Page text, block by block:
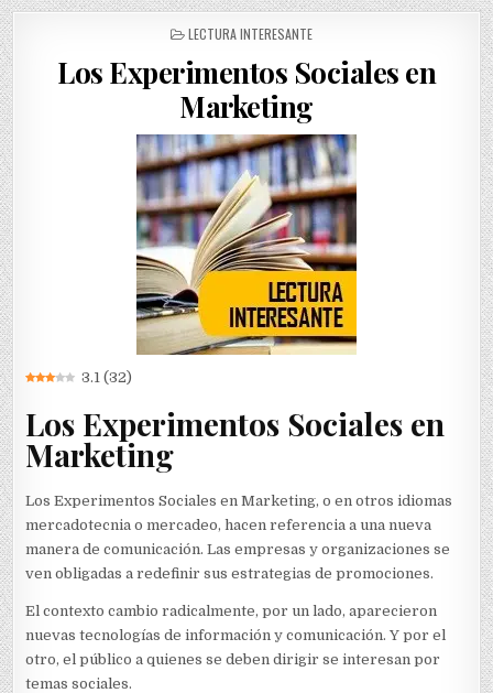
POSTED
LECTURA INTERESANTE
Los Experimentos Sociales en
Marketing
3.1 (32)
Los Experimentos Sociales en
Marketing
Los Experimentos Sociales en Marketing, o en otros idiomas
mercadotecnia o mercadeo, hacen referencia a una nueva
manera de comunicación. Las empresas y organizaciones se
ven obligadas a redefinir sus estrategias de promociones.
El contexto cambio radicalmente, por un lado, aparecieron
nuevas tecnologías de información y comunicación. Y por el
otro, el público a quienes se deben dirigir se interesan por
temas sociales.